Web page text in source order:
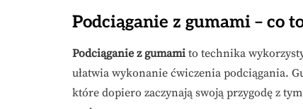
Podciąganie z gumami – co
Podciąganie z gumami to technika
ułatwia wykonanie ćwiczenia podciągania.
które dopiero zaczynają swoją przygodę z